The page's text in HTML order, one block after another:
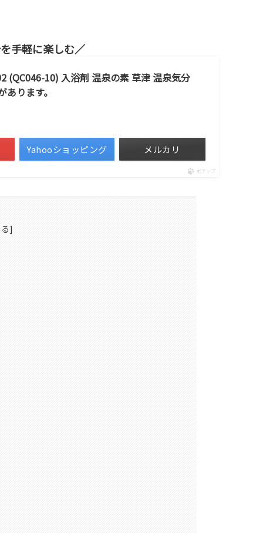
手軽に楽しむ
(QC046-10) 入浴剤 温泉の素 草津 温泉気分
ります。
Yahooショッピング メルカリ
ポチップ